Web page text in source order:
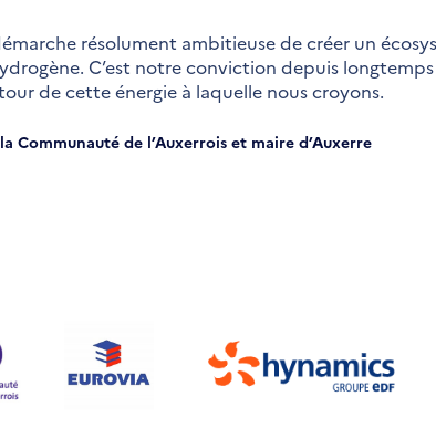
résolument ambitieuse de créer un
C’est notre conviction depuis
de cette énergie à laquelle nous croyons.
Communauté de l’Auxerrois et maire d’Auxerre